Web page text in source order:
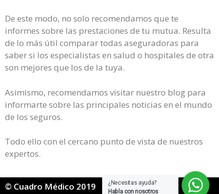
¿Necesitas ayuda?
Habla con nosotros
De este modo, no solo recomendamos que te
informes sobre las prestaciones de tu mutua. Resulta
de lo más útil comparar todas aseguradoras para
saber si los especialistas en salud o hospitales de otra
son mejores que los de la tuya.
Asimismo, recomendamos visitar nuestro blog para
informarte sobre las principales noticias en el mundo
de los seguros.
Todo ello con el cercano punto de vista de nuestros
expertos.
© Cuadro Médico 2019